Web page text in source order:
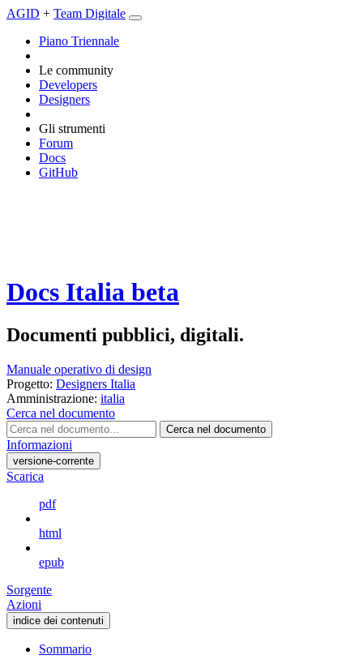
AGID + Team Digitale
Piano Triennale
Le community
Developers
Designers
Gli strumenti
Forum
Docs
GitHub
Docs Italia beta
Documenti pubblici, digitali.
Manuale operativo di design
Progetto: Designers Italia
Amministrazione: italia
Cerca nel documento
Cerca nel documento
Informazioni
versione-corrente
Scarica
pdf
html
epub
Sorgente
Azioni
indice dei contenuti
Sommario